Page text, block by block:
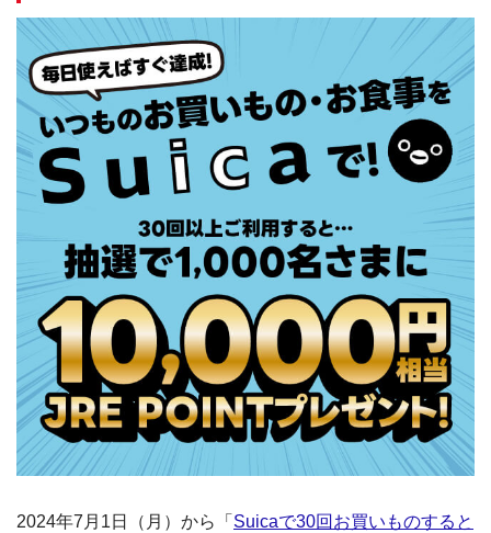
2024年7月1日（月）から「 Suicaで30回お買いものすると